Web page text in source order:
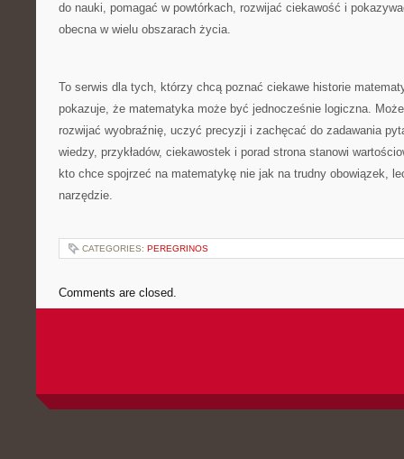
do nauki, pomagać w powtórkach, rozwijać ciekawość i
obecna w wielu obszarach życia.
To serwis dla tych, którzy chcą poznać ciekawe historie
pokazuje, że matematyka może być jednocześnie logiczna.
rozwijać wyobraźnię, uczyć precyzji i zachęcać do zadawania
wiedzy, przykładów, ciekawostek i porad strona stanowi
kto chce spojrzeć na matematykę nie jak na trudny obowiązek,
narzędzie.
CATEGORIES: PEREGRINOS
Comments are closed.